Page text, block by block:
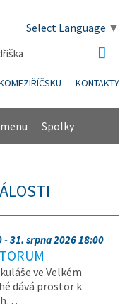
Select Language ▼
KONTAKTY
Spolky
31. srpna 2026 18:00
ve Velkém
dává prostor k